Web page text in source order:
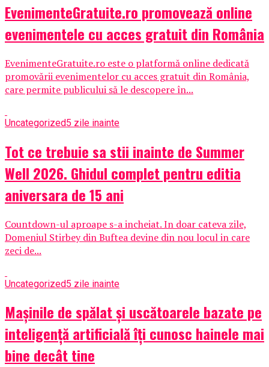
EvenimenteGratuite.ro promovează online
evenimentele cu acces gratuit din România
EvenimenteGratuite.ro este o platformă online dedicată
promovării evenimentelor cu acces gratuit din România,
care permite publicului să le descopere în...
Uncategorized5 zile inainte
Tot ce trebuie sa stii inainte de Summer
Well 2026. Ghidul complet pentru editia
aniversara de 15 ani
Countdown-ul aproape s-a incheiat. In doar cateva zile,
Domeniul Stirbey din Buftea devine din nou locul in care
zeci de...
Uncategorized5 zile inainte
Mașinile de spălat și uscătoarele bazate pe
inteligență artificială îți cunosc hainele mai
bine decât tine